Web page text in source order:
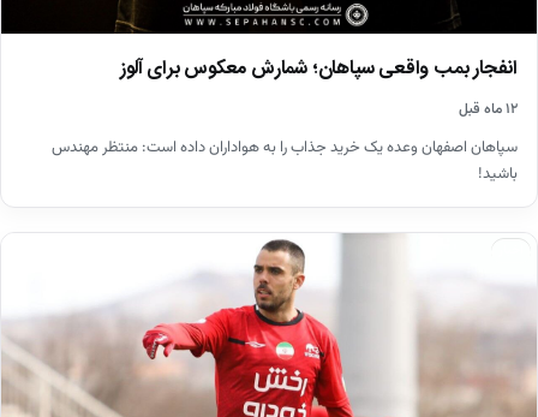
انفجار بمب واقعی سپاهان؛ شمارش معکوس برای آلوز
۱۲ ماه قبل
سپاهان اصفهان وعده یک خرید جذاب را به هواداران داده است: منتظر مهندس
باشید!